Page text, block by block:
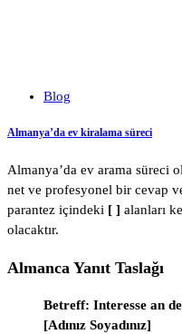
Blog
Almanya’da ev kiralama süreci
Almanya’da ev arama süreci
net ve profesyonel bir cevap
parantez içindeki [ ] alanları
olacaktır.
Almanca Yanıt Taslağı
Betreff: Interesse an
[Adınız Soyadınız]